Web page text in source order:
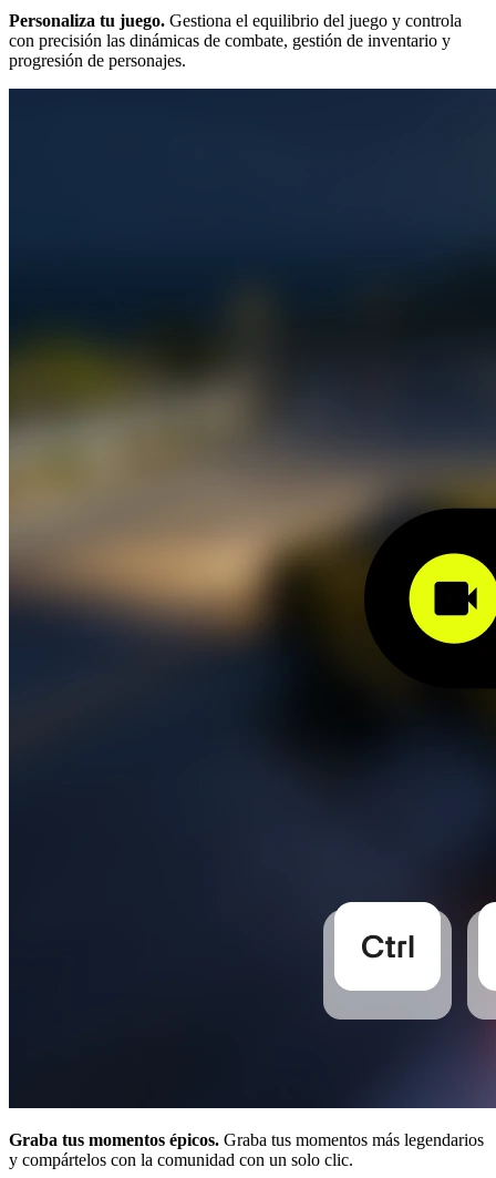
Personaliza tu juego. Gestiona el equilibrio del juego y controla
con precisión las dinámicas de combate, gestión de inventario y
progresión de personajes.
Graba tus momentos épicos. Graba tus momentos más legendarios
y compártelos con la comunidad con un solo clic.